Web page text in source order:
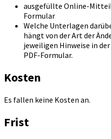
ausgefüllte Online-
Formular
Welche Unterlagen
hängt von der Art der
jeweiligen Hinweise in
PDF-Formular.
Kosten
Es fallen keine Kosten an.
Frist